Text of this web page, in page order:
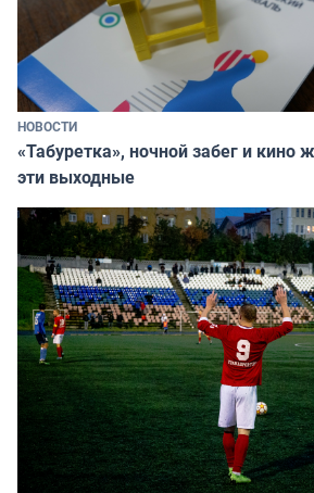
НОВОСТИ
«Табуретка», ночной забег и кино
эти выходные